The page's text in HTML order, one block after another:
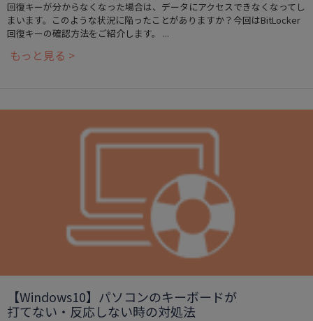
回復キーが分からなくなった場合は、データにアクセスできなくなってし
まいます。このような状況に陥ったことがありますか？今回はBitLocker
回復キーの確認方法をご紹介します。 ...
もっと見る >
【Windows10】パソコンのキーボードが
打てない・反応しない時の対処法